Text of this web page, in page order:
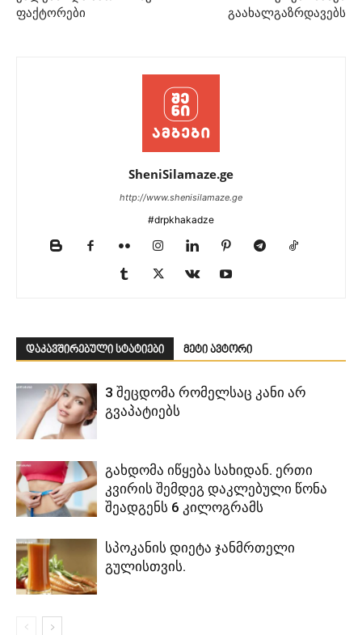
ფაქტორები
გაახალგაზრდავებს
SheniSilamaze.ge
http://www.shenisilamaze.ge
#drpkhakadze
დაკავშირებული სტატიები მეტი ავტორი
3 შეცდომა რომელსაც კანი არ
გვაპატიებს
გახდომა იწყება სახიდან. ერთი
კვირის შემდეგ დაკლებული წონა
შეადგენს 6 კილოგრამს
სპოკანის დიეტა ჯანმრთელი
გულისთვის.